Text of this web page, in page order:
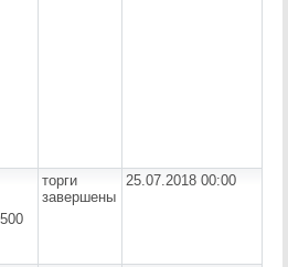
торги
завершены
25.07.2018 00:00